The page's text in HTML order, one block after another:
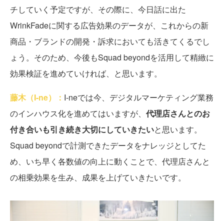
チしていく予定ですが、その際に、今日話に出た
WrinkFadeに関する広告効果のデータが、これからの新
商品・ブランドの開発・訴求においても活きてくるでし
ょう。そのため、今後もSquad beyondを活用して精緻に
効果検証を進めていければ、と思います。
藤木（I-ne）： I-neでは今、デジタルマーケティング業務
のインハウス化を進めてはいますが、 代理店さんとのお
付き合いも引き続き大切にしていきたいと思います。
Squad beyondで計測できたデータをナレッジとしてた
め、いち早く各数値の向上に動くことで、代理店さんと
の相乗効果を生み、成果を上げていきたいです。